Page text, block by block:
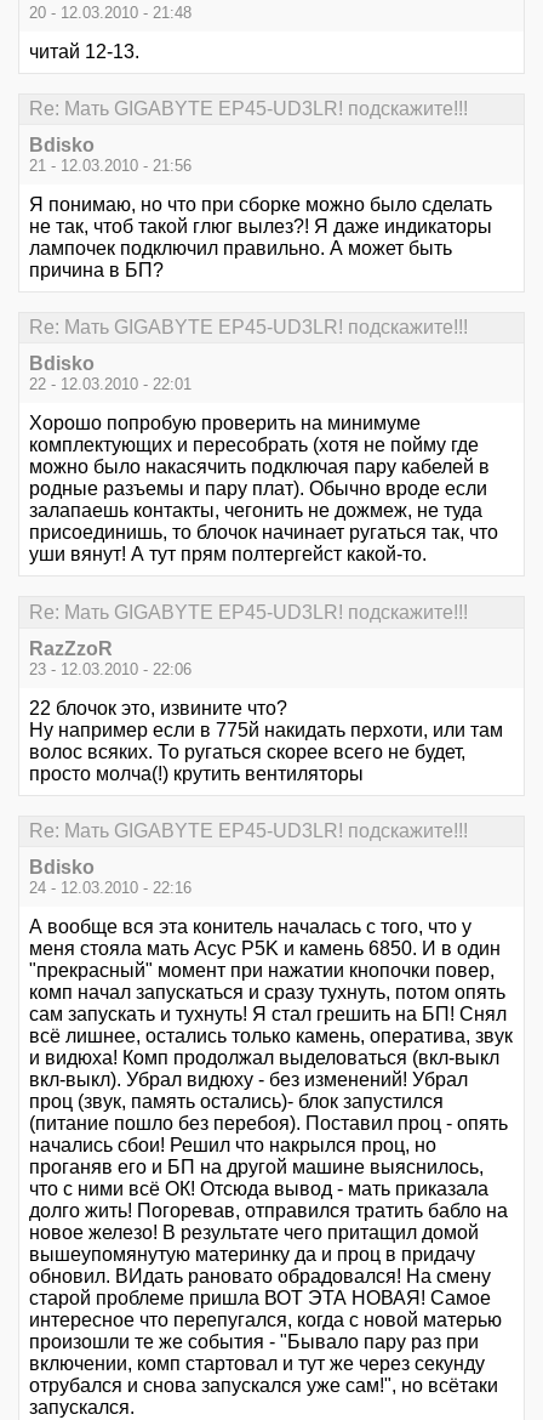
20 - 12.03.2010 - 21:48
читай 12-13.
Re: Мать GIGABYTE EP45-UD3LR! подскажите!!!
Bdisko
21 - 12.03.2010 - 21:56
Я понимаю, но что при сборке можно было сделать
не так, чтоб такой глюг вылез?! Я даже индикаторы
лампочек подключил правильно. А может быть
причина в БП?
Re: Мать GIGABYTE EP45-UD3LR! подскажите!!!
Bdisko
22 - 12.03.2010 - 22:01
Хорошо попробую проверить на минимуме
комплектующих и пересобрать (хотя не пойму где
можно было накасячить подключая пару кабелей в
родные разъемы и пару плат). Обычно вроде если
залапаешь контакты, чегонить не дожмеж, не туда
присоединишь, то блочок начинает ругаться так, что
уши вянут! А тут прям полтергейст какой-то.
Re: Мать GIGABYTE EP45-UD3LR! подскажите!!!
RazZzoR
23 - 12.03.2010 - 22:06
22 блочок это, извините что?
Ну например если в 775й накидать перхоти, или там
волос всяких. То ругаться скорее всего не будет,
просто молча(!) крутить вентиляторы
Re: Мать GIGABYTE EP45-UD3LR! подскажите!!!
Bdisko
24 - 12.03.2010 - 22:16
А вообще вся эта конитель началась с того, что у
меня стояла мать Асус P5K и камень 6850. И в один
"прекрасный" момент при нажатии кнопочки повер,
комп начал запускаться и сразу тухнуть, потом опять
сам запускать и тухнуть! Я стал грешить на БП! Снял
всё лишнее, остались только камень, оператива, звук
и видюха! Комп продолжал выделоваться (вкл-выкл
вкл-выкл). Убрал видюху - без изменений! Убрал
проц (звук, память остались)- блок запустился
(питание пошло без перебоя). Поставил проц - опять
начались сбои! Решил что накрылся проц, но
проганяв его и БП на другой машине выяснилось,
что с ними всё ОК! Отсюда вывод - мать приказала
долго жить! Погоревав, отправился тратить бабло на
новое железо! В результате чего притащил домой
вышеупомянутую материнку да и проц в придачу
обновил. ВИдать рановато обрадовался! На смену
старой проблеме пришла ВОТ ЭТА НОВАЯ! Самое
интересное что перепугался, когда с новой матерью
произошли те же события - "Бывало пару раз при
включении, комп стартовал и тут же через секунду
отрубался и снова запускался уже сам!", но всётаки
запускался.